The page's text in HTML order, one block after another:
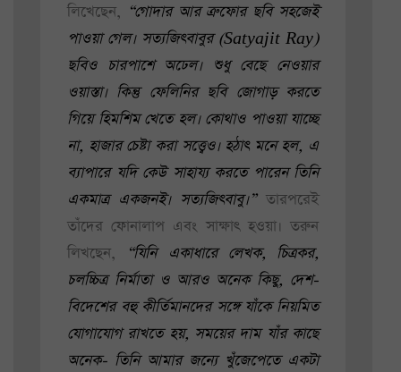
লিখেছেন, “গোদার আর ত্রুফোর ছবি সহজেই
পাওয়া গেল। সত্যজিৎবাবুর (Satyajit Ray)
ছবিও চারপাশে অঢেল। শুধু বেছে নেওয়ার
ওয়াস্তা। কিন্তু ফেলিনির ছবি জোগাড় করতে
গিয়ে হিমশিম খেতে হল। কোথাও পাওয়া যাচ্ছে
না, হাজার চেষ্টা করা সত্ত্বেও। হঠাৎ মনে হল, এ
ব্যাপারে যদি কেউ সাহায্য করতে পারেন তিনি
একমাত্র একজনই। সত্যজিৎবাবু।” তারপরেই
তাঁদের ফোনালাপ এবং সাক্ষাৎ হওয়া। তরুন
লিখছেন,
“যিনি একাধারে লেখক, চিত্রকর,
চলচ্চিত্র নির্মাতা ও আরও অনেক কিছু, দেশ-
বিদেশের বহু কীর্তিমানদের সঙ্গে যাঁকে নিয়মিত
যোগাযোগ রাখতে হয়, সময়ের দাম যাঁর কাছে
অনেক- তিনি আমার জন্যে খুঁজেপেতে একটা